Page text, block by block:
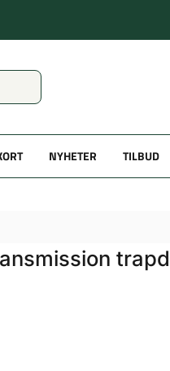
NYHETER TILBUD